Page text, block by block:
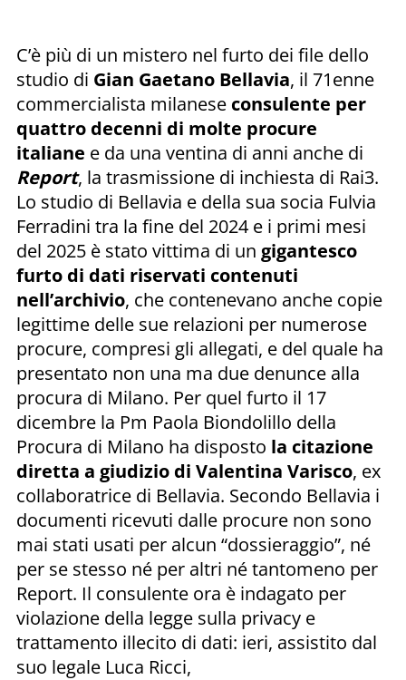
C’è più di un mistero nel furto dei file dello
studio di Gian Gaetano Bellavia, il 71enne
commercialista milanese consulente per
quattro decenni di molte procure
italiane e da una ventina di anni anche di
Report, la trasmissione di inchiesta di Rai3.
Lo studio di Bellavia e della sua socia Fulvia
Ferradini tra la fine del 2024 e i primi mesi
del 2025 è stato vittima di un gigantesco
furto di dati riservati contenuti
nell’archivio, che contenevano anche copie
legittime delle sue relazioni per numerose
procure, compresi gli allegati, e del quale ha
presentato non una ma due denunce alla
procura di Milano. Per quel furto il 17
dicembre la Pm Paola Biondolillo della
Procura di Milano ha disposto la citazione
diretta a giudizio di Valentina Varisco, ex
collaboratrice di Bellavia. Secondo Bellavia i
documenti ricevuti dalle procure non sono
mai stati usati per alcun “dossieraggio”, né
per se stesso né per altri né tantomeno per
Report. Il consulente ora è indagato per
violazione della legge sulla privacy e
trattamento illecito di dati: ieri, assistito dal
suo legale Luca Ricci,